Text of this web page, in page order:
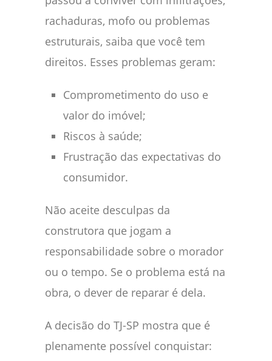
rachaduras, mofo ou problemas
estruturais, saiba que você tem
direitos. Esses problemas geram:
Comprometimento do uso e
valor do imóvel;
Riscos à saúde;
Frustração das expectativas do
consumidor.
Não aceite desculpas da
construtora que jogam a
responsabilidade sobre o morador
ou o tempo. Se o problema está na
obra, o dever de reparar é dela.
A decisão do TJ-SP mostra que é
plenamente possível conquistar: